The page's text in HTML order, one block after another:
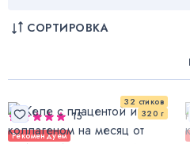
СОРТИРОВКА
32 стиков
320 г
15
Рекомендуем